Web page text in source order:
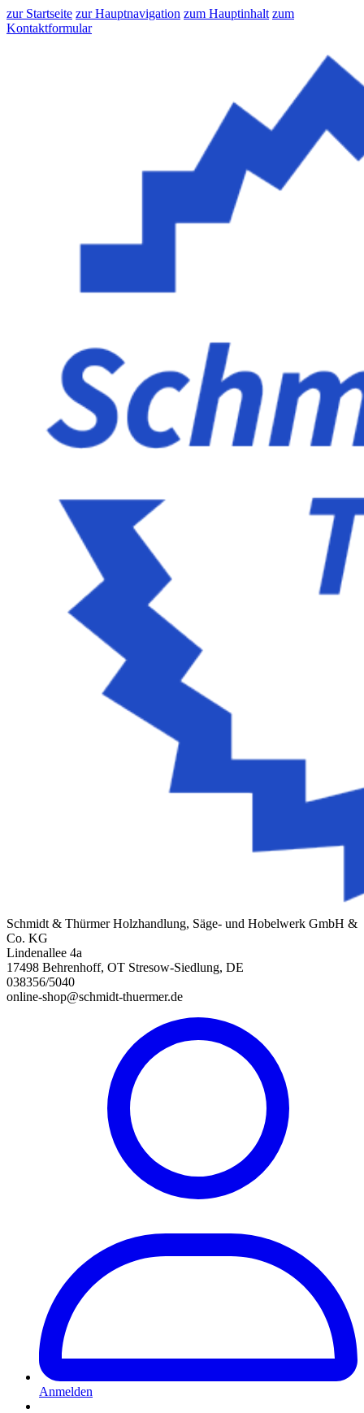
zur Startseite zur Hauptnavigation zum Hauptinhalt zum
Kontaktformular
Schmidt & Thürmer Holzhandlung, Säge- und Hobelwerk GmbH &
Co. KG
Lindenallee 4a
17498 Behrenhoff, OT Stresow-Siedlung, DE
038356/5040
online-shop@schmidt-thuermer.de
Anmelden